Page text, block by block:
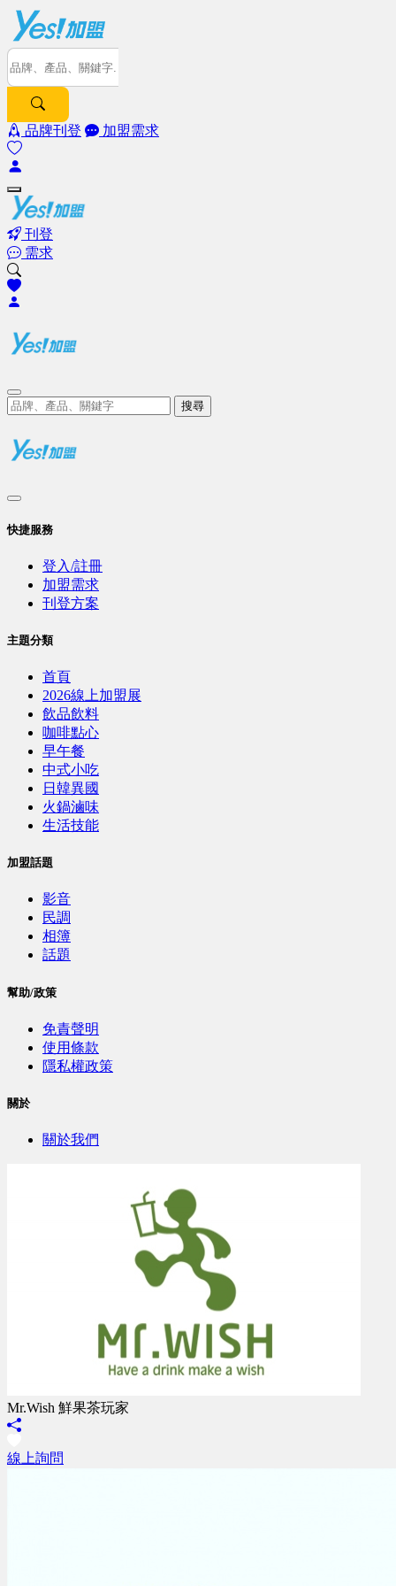
品牌刊登 加盟需求
刊登
需求
搜尋
快捷服務
登入/註冊
加盟需求
刊登方案
主題分類
首頁
2026線上加盟展
飲品飲料
咖啡點心
早午餐
中式小吃
日韓異國
火鍋滷味
生活技能
加盟話題
影音
民調
相簿
話題
幫助/政策
免責聲明
使用條款
隱私權政策
關於
關於我們
Mr.Wish 鮮果茶玩家
線上詢問